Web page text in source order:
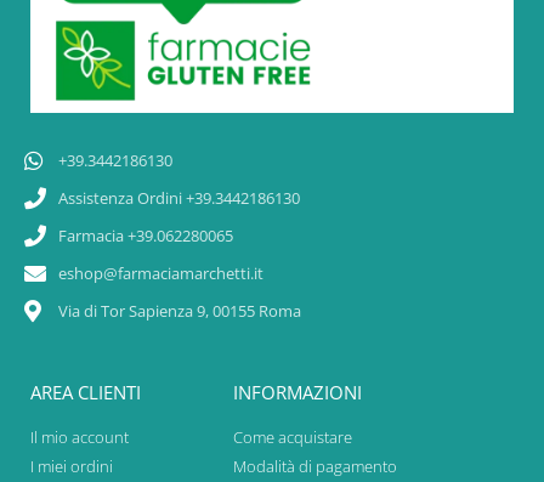
+39.3442186130
Assistenza Ordini +39.3442186130
Farmacia +39.062280065
eshop@farmaciamarchetti.it
Via di Tor Sapienza 9, 00155 Roma
AREA CLIENTI
Il mio account
I miei ordini
INFORMAZIONI
Come acquistare
Modalità di pagamento